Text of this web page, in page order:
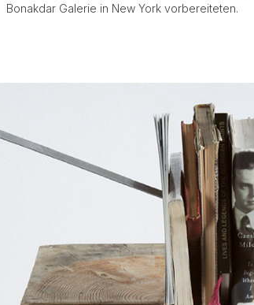
Bonakdar Galerie in New York vorbereiteten.